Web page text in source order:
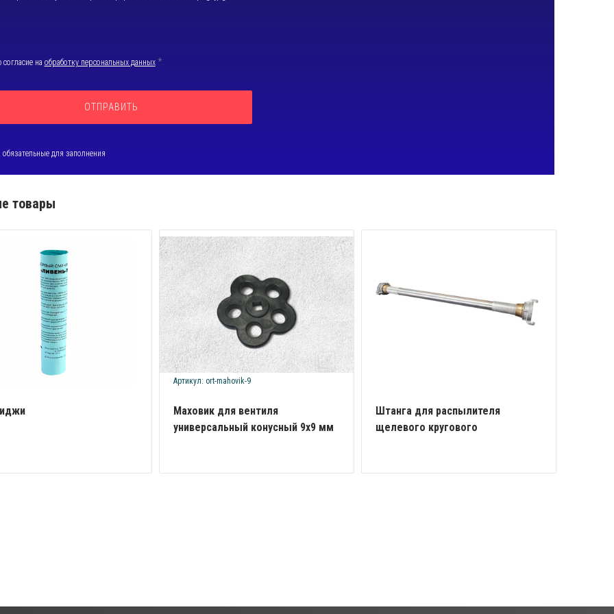
согласие на обработку персональных данных*
обязательные для заполнения
товары
Артикул: ort-mahovik-9
Маховик для вентиля
универсальный конусный 9х9 мм
Штанга для распылителя
щелевого кругового